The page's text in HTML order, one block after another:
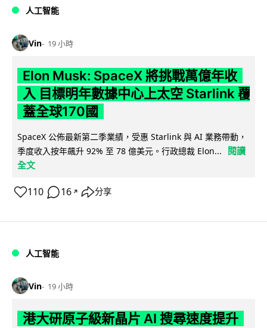
人工智能
Vin 19 小時
Elon Musk: SpaceX 將挑戰萬億年收
入 目標明年數據中心上太空 Starlink 覆
蓋全球170國
SpaceX 公佈最新第二季業績，受惠 Starlink 與 AI 業務帶動，
季度收入按年飆升 92% 至 78 億美元。行政總裁 Elon...
閱讀
全文
110 16 ↗ 分享
人工智能
Vin 19 小時
港大研原子級新晶片 AI 搜尋速度提升